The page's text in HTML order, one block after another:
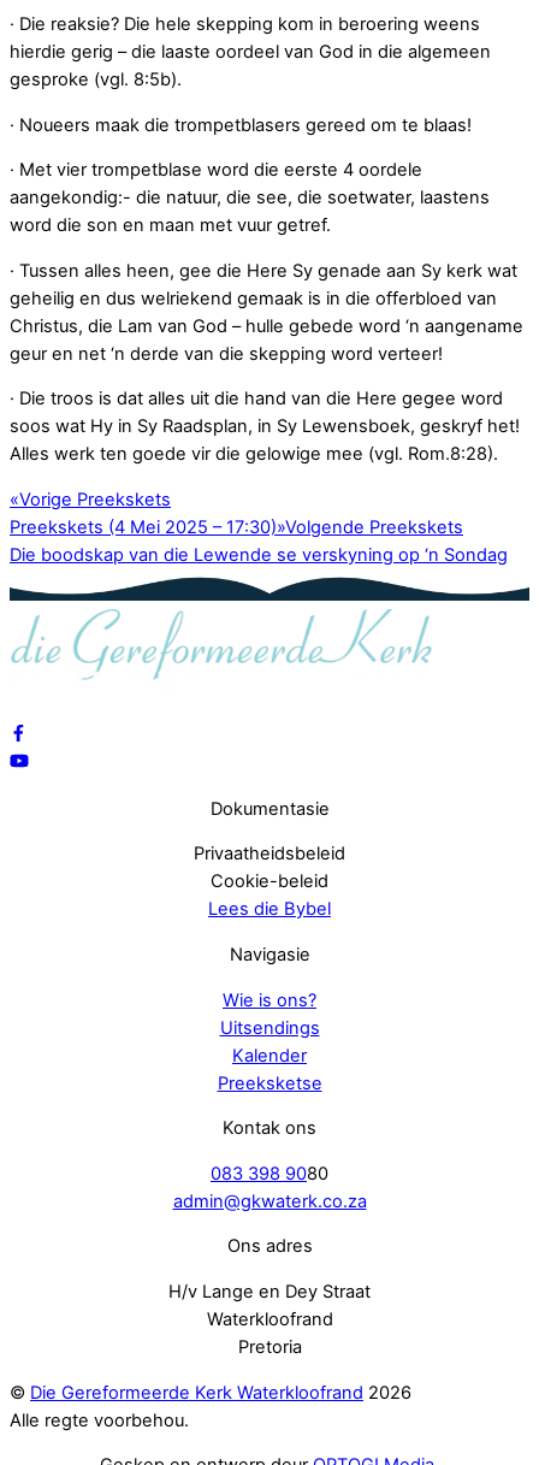
· Die reaksie? Die hele skepping kom in beroering weens
hierdie gerig – die laaste oordeel van God in die algemeen
gesproke (vgl. 8:5b).
· Noueers maak die trompetblasers gereed om te blaas!
· Met vier trompetblase word die eerste 4 oordele
aangekondig:- die natuur, die see, die soetwater, laastens
word die son en maan met vuur getref.
· Tussen alles heen, gee die Here Sy genade aan Sy kerk wat
geheilig en dus welriekend gemaak is in die offerbloed van
Christus, die Lam van God – hulle gebede word ‘n aangename
geur en net ‘n derde van die skepping word verteer!
· Die troos is dat alles uit die hand van die Here gegee word
soos wat Hy in Sy Raadsplan, in Sy Lewensboek, geskryf het!
Alles werk ten goede vir die gelowige mee (vgl. Rom.8:28).
«Vorige Preekskets
Preekskets (4 Mei 2025 – 17:30)»Volgende Preekskets
Die boodskap van die Lewende se verskyning op ‘n Sondag
Dokumentasie
Privaatheidsbeleid
Cookie-beleid
Lees die Bybel
Navigasie
Wie is ons?
Uitsendings
Kalender
Preeksketse
Kontak ons
083 398 9080
admin@gkwaterk.co.za
Ons adres
H/v Lange en Dey Straat
Waterkloofrand
Pretoria
© Die Gereformeerde Kerk Waterkloofrand 2026
Alle regte voorbehou.